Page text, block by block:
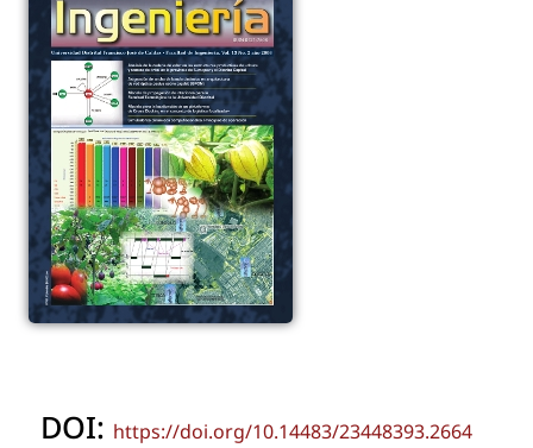
DOI: https://doi.org/10.14483/23448393.2664